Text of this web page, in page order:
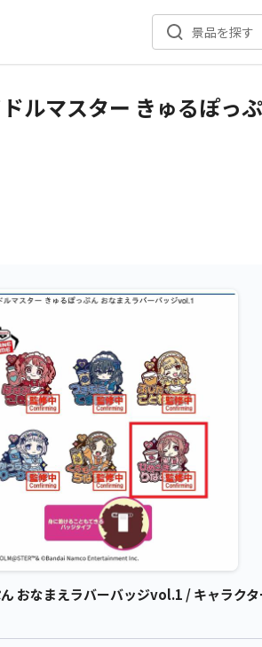
景品を探す
ルマスター きゅるぽっ
おなまえラバーバッジvol.1 / キャラク